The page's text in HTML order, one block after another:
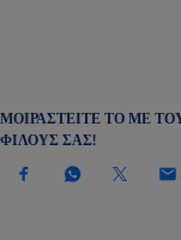
ΜΟΙΡΑΣΤΕΊΤΕ ΤΟ ΜΕ
ΦΊΛΟΥΣ ΣΑΣ!